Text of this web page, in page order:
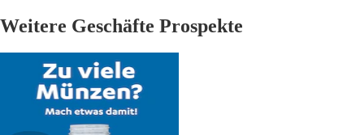
Weitere Geschäfte Prospekte